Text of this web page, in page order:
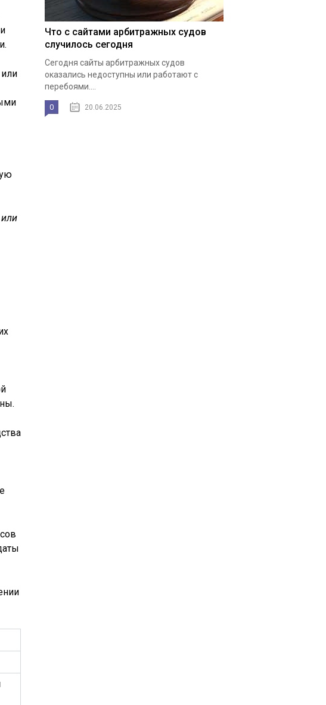
или
Что с сайтами арбитражных судов
случилось сегодня
Сегодня сайты арбитражных судов
оказались недоступны или работают с
перебоями....
0 20.06.2025